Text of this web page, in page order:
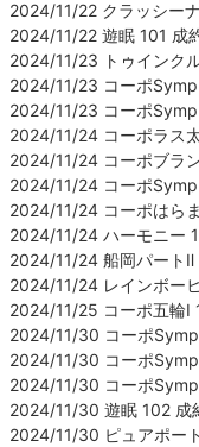
2024/11/22 クラッシー
2024/11/22 遊眠 101 成
2024/11/23 トゥインク
2024/11/23 コーポ
2024/11/23 コーポ
2024/11/24 コーポラス
2024/11/24 コーポブラ
2024/11/24 コーポ
2024/11/24 コーポはら
2024/11/24 ハーモニー
2024/11/24 船岡パートⅡ
2024/11/24 レインボー
2024/11/25 コーポ五輪Ⅰ
2024/11/30 コーポ
2024/11/30 コーポ
2024/11/30 コーポ
2024/11/30 遊眠 102 成
2024/11/30 ピュアポー